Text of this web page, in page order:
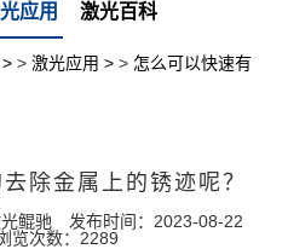
应用 激光百科
>激光应用 > 怎么可以快速有
除金属上的锈迹呢？
鲲驰
发布时间：2023-08-22
览次数：2289